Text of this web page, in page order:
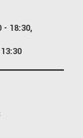
- 18:30,